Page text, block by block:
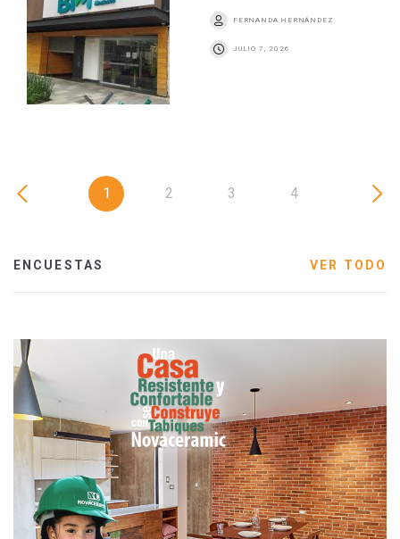
FERNANDA HERNÁNDEZ
JULIO 7, 2026
1 2 3 4
ENCUESTAS VER TODO